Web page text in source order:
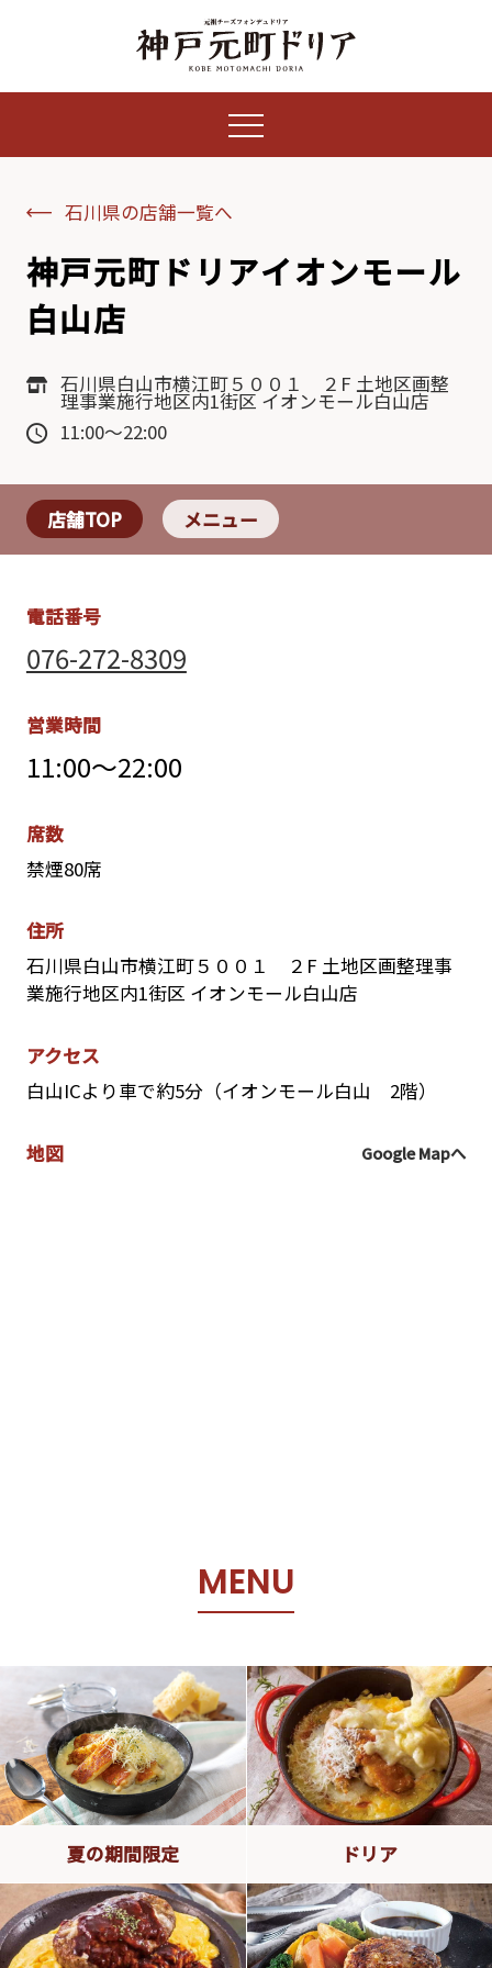
石川県の店舗一覧へ
神戸元町ドリアイオンモール
白山店
石川県白山市横江町５００１ ２F 土地区画整
理事業施行地区内1街区 イオンモール白山店
11:00～22:00
店舗TOP メニュー
電話番号
076-272-8309
営業時間
11:00～22:00
席数
禁煙80席
住所
石川県白山市横江町５００１ ２F 土地区画整理事
業施行地区内1街区 イオンモール白山店
アクセス
白山ICより車で約5分（イオンモール白山 2階）
地図 Google Mapへ
MENU
夏の期間限定 ドリア